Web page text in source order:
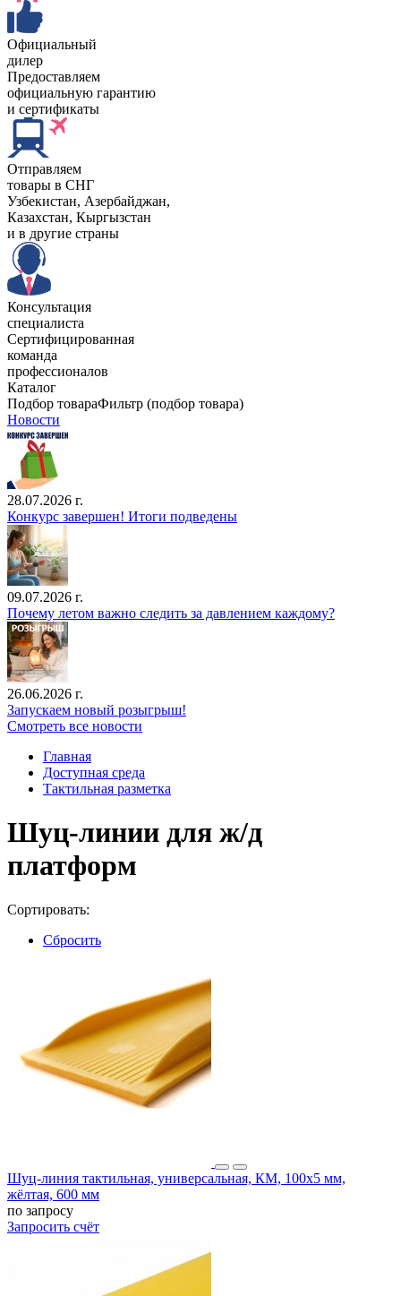
Официальный
дилер
Предоставляем
официальную гарантию
и сертификаты
Отправляем
товары в СНГ
Узбекистан, Aзербайджан,
Казахстан, Кыргызстан
и в другие страны
Консультация
специалиста
Сертифицированная
команда
профессионалов
Каталог
Подбор товараФильтр (подбор товара)
Новости
28.07.2026 г.
Конкурс завершен! Итоги подведены
09.07.2026 г.
Почему летом важно следить за давлением каждому?
26.06.2026 г.
Запускаем новый розыгрыш!
Смотреть все новости
Главная
Доступная среда
Тактильная разметка
Шуц-линии для ж/д
платформ
Сортировать:
Сбросить
Шуц-линия тактильная, универсальная, КМ, 100х5 мм,
жёлтая, 600 мм
по запросу
Запросить счёт